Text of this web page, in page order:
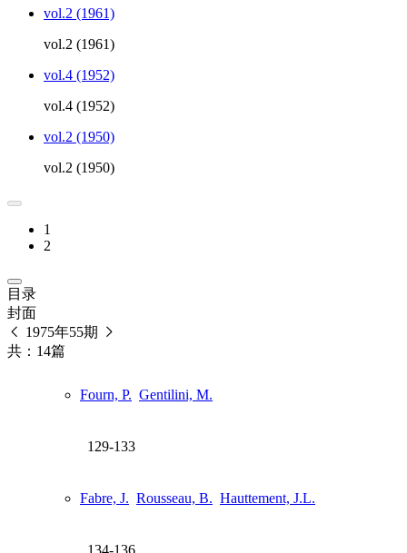
vol.2 (1961)
vol.2 (1961)
vol.4 (1952)
vol.4 (1952)
vol.2 (1950)
vol.2 (1950)
1
2
目录
封面
1975年55期
共：14篇
Fourn, P. Gentilini, M.
129-133
Fabre, J. Rousseau, B. Hauttement, J.L.